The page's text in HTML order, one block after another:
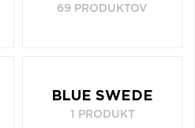
69 PRODUKTOV
BLUE SWEDE
1 PRODUKT